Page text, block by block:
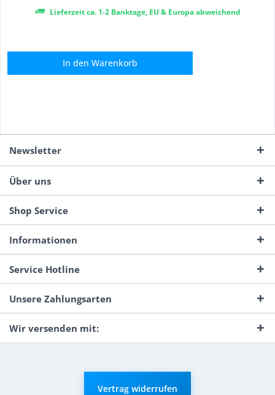
Lieferzeit ca. 1-2 Banktage, EU & Europa abweichend
In den Warenkorb
Newsletter
Über uns
Shop Service
Informationen
Service Hotline
Unsere Zahlungsarten
Wir versenden mit:
Vertrag widerrufen